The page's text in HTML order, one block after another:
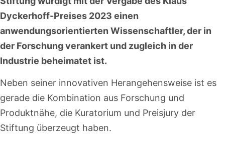
Dyckerhoff-Preises 2023 einen
anwendungsorientierten Wissenschaftler, der in
der Forschung verankert und zugleich in der
Industrie beheimatet ist.
Neben seiner innovativen Herangehensweise ist es
gerade die Kombination aus Forschung und
Produktnähe, die Kuratorium und Preisjury der
Stiftung überzeugt haben.